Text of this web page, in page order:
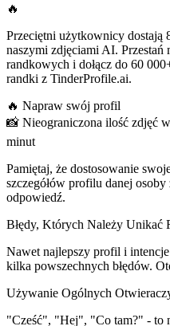
🔥
Przeciętni użytkownicy
naszymi zdjęciami AI. Przestań
randkowych i dołącz do 60
randki z TinderProfile.ai.
🔥 Napraw swój profil
📸 Nieograniczona ilość zdjęć
minut
Pamiętaj, że dostosowanie
szczegółów profilu danej osoby
odpowiedź.
Błędy, Których Należy Unikać
Nawet najlepszy profil i
kilka powszechnych błędów.
Używanie Ogólnych
"Cześć", "Hej", "Co tam?" - to